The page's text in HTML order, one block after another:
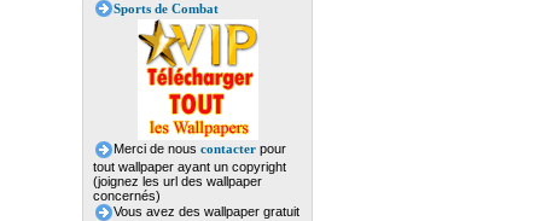
Sports de Combat
Merci de nous contacterpour
tout wallpaper ayant un copyright
(joignez les url des wallpaper
concernés)
Vous avez des wallpaper gratuit